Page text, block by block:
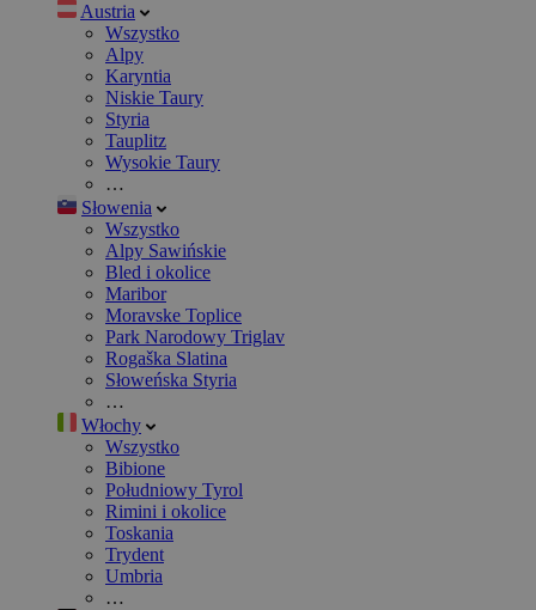
Austria
Wszystko
Alpy
Karyntia
Niskie Taury
Styria
Tauplitz
Wysokie Taury
…
Słowenia
Wszystko
Alpy Sawińskie
Bled i okolice
Maribor
Moravske Toplice
Park Narodowy Triglav
Rogaška Slatina
Słoweńska Styria
…
Włochy
Wszystko
Bibione
Południowy Tyrol
Rimini i okolice
Toskania
Trydent
Umbria
…